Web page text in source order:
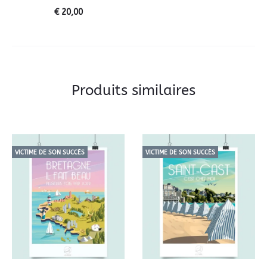
€20,00
Produits similaires
VICTIME DE SON SUCCÈS VICTIME DE SON SUCCÈS